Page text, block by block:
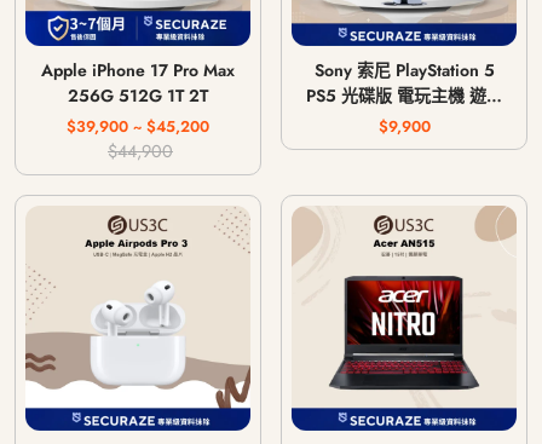
Apple iPhone 17 Pro Max
256G 512G 1T 2T
$39,900 ~ $45,200
$44,900
Sony 索尼 PlayStation 5
PS5 光碟版 電玩主機 遊戲
主機 CFI-1018A / CFI-
1118A / CFI-1218A
$9,900